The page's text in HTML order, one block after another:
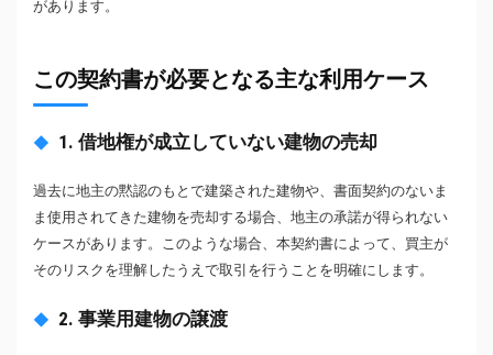
があります。
この契約書が必要となる主な利用ケース
1. 借地権が成立していない建物の売却
過去に地主の黙認のもとで建築された建物や、書面契約のないま
ま使用されてきた建物を売却する場合、地主の承諾が得られない
ケースがあります。このような場合、本契約書によって、買主が
そのリスクを理解したうえで取引を行うことを明確にします。
2. 事業用建物の譲渡